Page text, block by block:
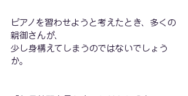
ピアノを習わせようと考えたとき、多くの
親御さんが、
少し身構えてしまうのではないでしょう
か。